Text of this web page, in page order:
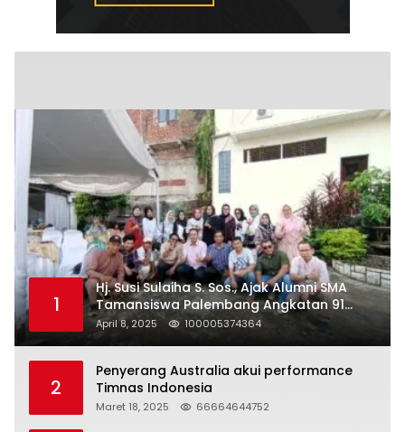
1
Hj. Susi Sulaiha S. Sos., Ajak Alumni SMA
Tamansiswa Palembang Angkatan 91
Halal Bihalal
April 8, 2025 100005374364
2
Penyerang Australia akui performance
Timnas Indonesia
Maret 18, 2025 66664644752